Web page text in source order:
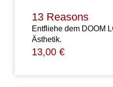
13 Reasons
Entfliehe dem DOOM
Ästhetik.
13,00 €